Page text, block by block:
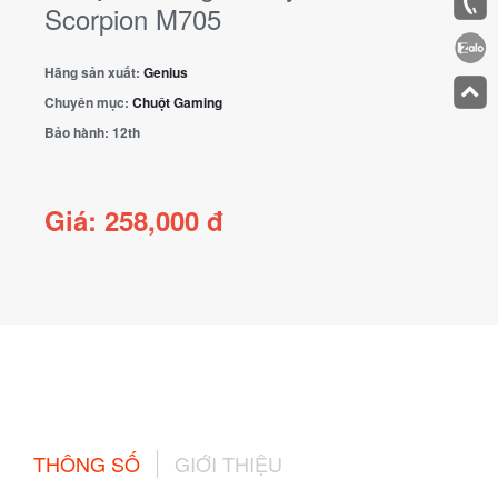
Scorpion M705
Hãng sản xuất: Genius
Chuyên mục: Chuột Gaming
Bảo hành: 12th
Giá: 258,000 đ
THÔNG SỐ GIỚI THIỆU